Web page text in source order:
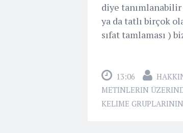
diye tanımlanabilir
ya da tatlı birçok
sıfat tamlaması )
13:06
METINLERIN
KELIME